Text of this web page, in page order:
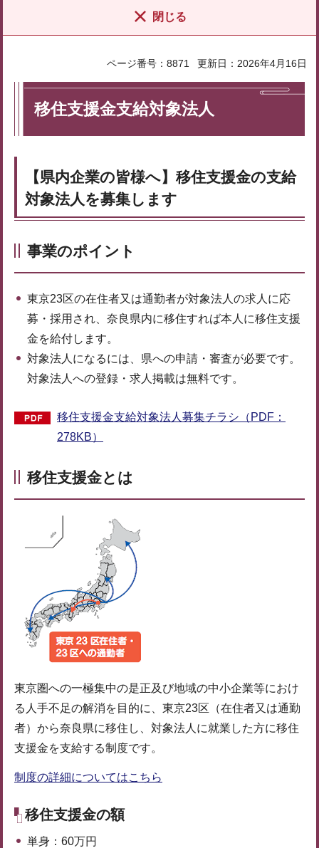
閉じる
ページ番号：8871 更新日：2026年4月16日
移住支援金支給対象法人
【県内企業の皆様へ】移住支援金の支給
対象法人を募集します
事業のポイント
東京23区の在住者又は通勤者が対象法人の求人に応
募・採用され、奈良県内に移住すれば本人に移住支援
金を給付します。
対象法人になるには、県への申請・審査が必要です。
対象法人への登録・求人掲載は無料です。
移住支援金支給対象法人募集チラシ（PDF：
278KB）
移住支援金とは
東京圏への一極集中の是正及び地域の中小企業等におけ
る人手不足の解消を目的に、東京23区（在住者又は通勤
者）から奈良県に移住し、対象法人に就業した方に移住
支援金を支給する制度です。
制度の詳細についてはこちら
移住支援金の額
単身：60万円